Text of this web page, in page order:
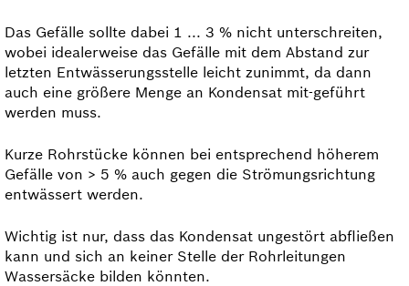
Das Gefälle sollte dabei 1 ... 3 % nicht unterschreiten,
wobei idealerweise das Gefälle mit dem Abstand zur
letzten Entwässerungsstelle leicht zunimmt, da dann
auch eine größere Menge an Kondensat mit-geführt
werden muss.
Kurze Rohrstücke können bei entsprechend höherem
Gefälle von > 5 % auch gegen die Strömungs­rich­tung
entwässert werden.
Wichtig ist nur, dass das Kondensat ungestört abfließen
kann und sich an keiner Stelle der Rohrleitungen
Wassersäcke bilden könnten.